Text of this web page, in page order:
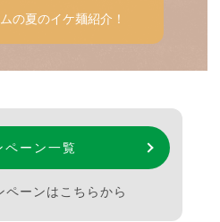
ペーン一覧
ペーンはこちらから
の夏のイケ麺紹介！